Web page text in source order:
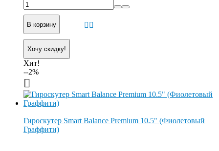
В корзину
Хочу скидку!
Хит!
--2%
Гироскутер Smart Balance Premium 10.5" (Фиолетовый
Граффити)